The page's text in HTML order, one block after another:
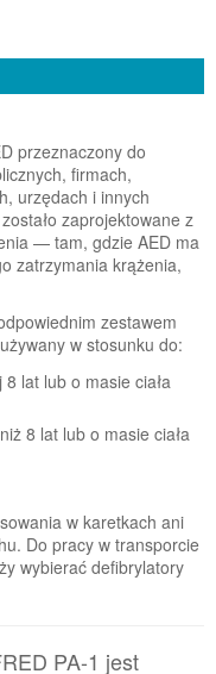
przeznaczony do
firmach,
urzędach i innych
zaprojektowane z
— tam, gdzie AED ma
zatrzymania krążenia,
zestawem
w stosunku do:
lat lub o masie ciała
8 lat lub o masie ciała
w karetkach ani
Do pracy w transporcie
wybierać defibrylatory
PA-1 jest